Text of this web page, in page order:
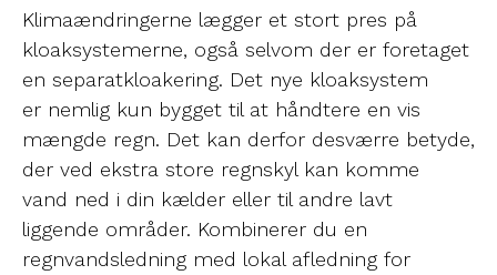
Klimaændringerne lægger et stort pres på
kloaksystemerne, også selvom der er foretaget
en separatkloakering. Det nye kloaksystem
er nemlig kun bygget til at håndtere en vis
mængde regn. Det kan derfor desværre betyde,
der ved ekstra store regnskyl kan komme
vand ned i din kælder eller til andre lavt
liggende områder. Kombinerer du en
regnvandsledning med lokal afledning for